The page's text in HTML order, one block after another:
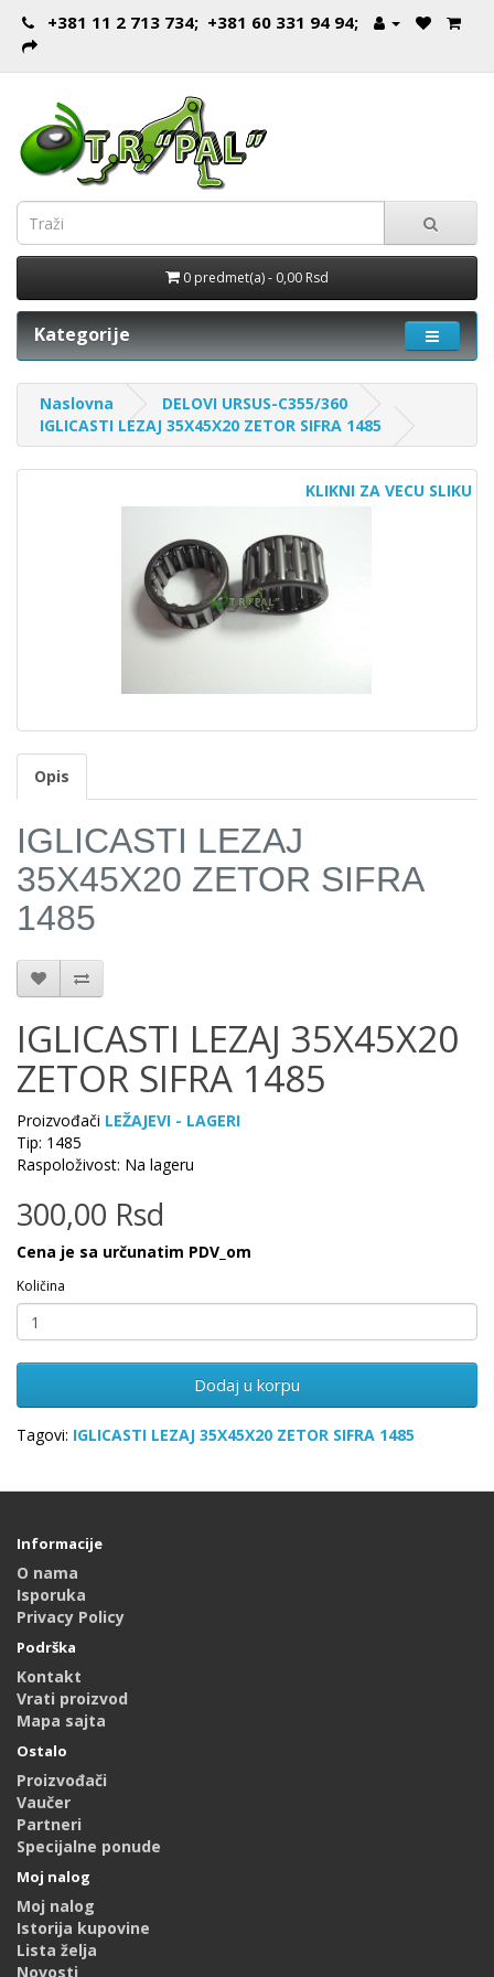
+381 11 2 713 734; +381 60 331 94 94;
0 predmet(a) - 0,00 Rsd
Kategorije
Naslovna
DELOVI URSUS-C355/360
IGLICASTI LEZAJ 35X45X20 ZETOR SIFRA 1485
KLIKNI ZA VECU SLIKU
Opis
IGLICASTI LEZAJ
35X45X20 ZETOR SIFRA
1485
IGLICASTI LEZAJ 35X45X20
ZETOR SIFRA 1485
Proizvođači LEŽAJEVI - LAGERI
Tip: 1485
Raspoloživost: Na lageru
300,00 Rsd
Cena je sa určunatim PDV_om
Količina
Dodaj u korpu
Tagovi: IGLICASTI LEZAJ 35X45X20 ZETOR SIFRA 1485
Informacije
O nama
Isporuka
Privacy Policy
Podrška
Kontakt
Vrati proizvod
Mapa sajta
Ostalo
Proizvođači
Vaučer
Partneri
Specijalne ponude
Moj nalog
Moj nalog
Istorija kupovine
Lista želja
Novosti